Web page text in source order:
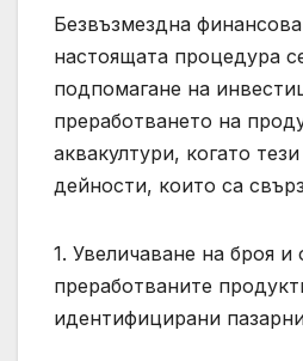
Безвъзмездна
настоящата процедура
подпомагане на
преработването на
аквакултури, когато
дейности, които са
1. Увеличаване на броя и
преработваните
идентифицирани